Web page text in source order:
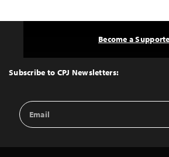
Top
Subscribe to CPJ Newsletters:
Email
Address
Become a